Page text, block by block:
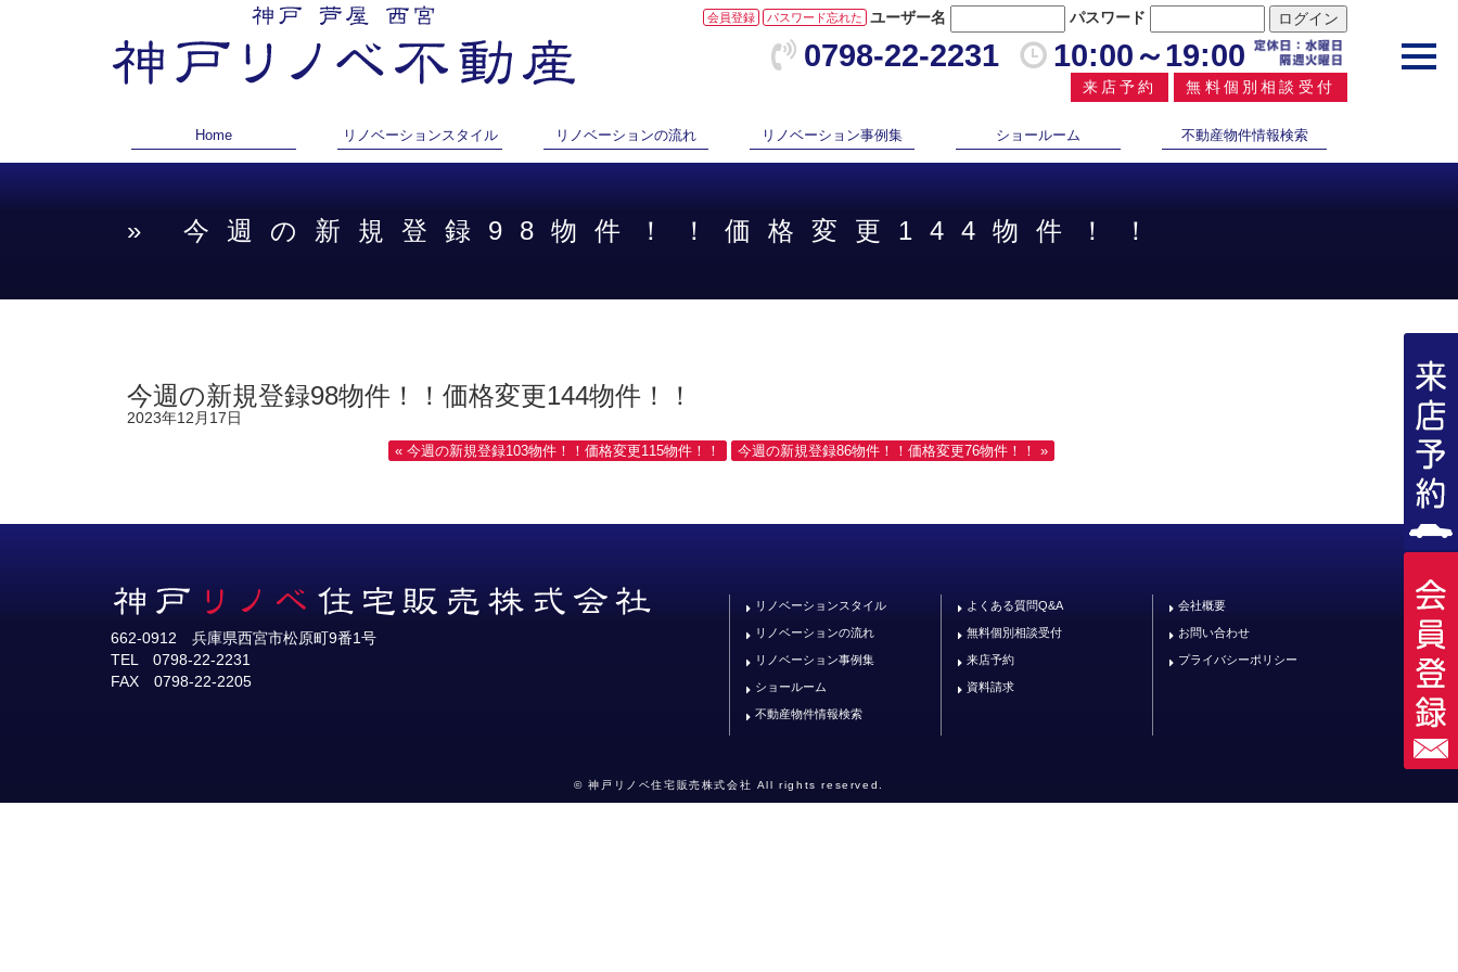
ユーザー名 パスワード
会員登録 パスワード忘れた
0798-22-2231 10:00～19:00
来店予約 無料個別相談受付
Home リノベーションスタイル リノベーションの流れ リノベーション事例集 ショールーム 不動産物件情報検索
» 今週の新規登録98物件！！価格変更144物件！！
今週の新規登録98物件！！価格変更144物件！！
2023年12月17日
« 今週の新規登録103物件！！価格変更115物件！！ 今週の新規登録86物件！！価格変更76物件！！ »
662-0912 兵庫県西宮市松原町9番1号
TEL 0798-22-2231
FAX 0798-22-2205
リノベーションスタイル
リノベーションの流れ
リノベーション事例集
ショールーム
不動産物件情報検索
よくある質問Q&A
無料個別相談受付
来店予約
資料請求
会社概要
お問い合わせ
プライバシーポリシー
© 神戸リノベ住宅販売株式会社 All rights reserved.